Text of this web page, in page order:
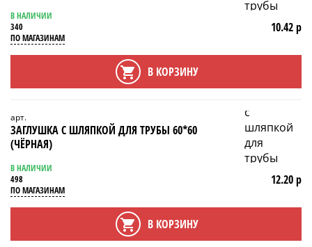
В НАЛИЧИИ
340
ПО МАГАЗИНАМ
10.42 р
В КОРЗИНУ
арт.
ЗАГЛУШКА С ШЛЯПКОЙ ДЛЯ ТРУБЫ 60*60
(ЧЁРНАЯ)
В НАЛИЧИИ
498
ПО МАГАЗИНАМ
12.20 р
В КОРЗИНУ